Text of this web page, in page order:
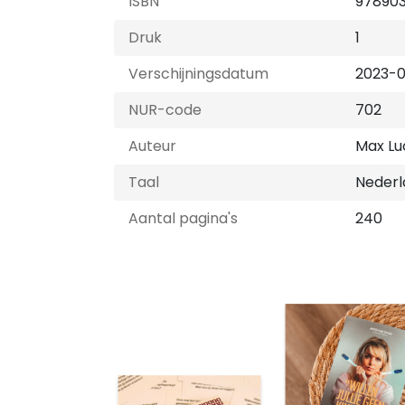
Druk
1
Verschijningsdatum
2023-
NUR-code
702
Auteur
Max
Taal
Aantal pagina's
240